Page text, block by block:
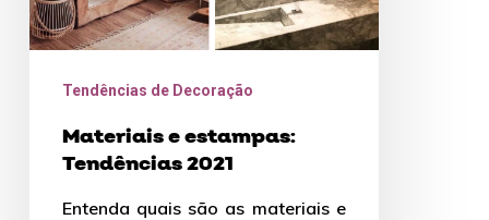
Tendências de Decoração
Materiais e estampas:
Tendências 2021
Entenda quais são as materiais e